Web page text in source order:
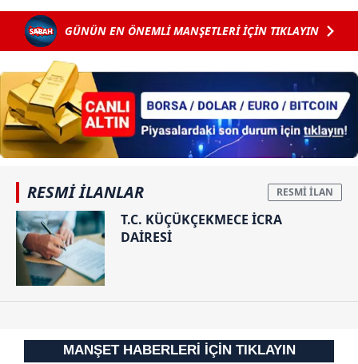
GÜNÜN EN ÖNEMLİ MANŞETLERİ İÇİN TIKLAYIN
RESMİ İLANLAR
T.C. KÜÇÜKÇEKMECE İCRA
DAİRESİ
MANŞET HABERLERİ İÇİN TIKLAYIN